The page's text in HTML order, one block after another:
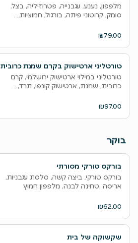
מלפפון, נענע, עגבנייה, פטרוזיליה, בצל,
סומק, קרוטוני פיתה, בורגול, חמוציות,...
₪79.00
טורטליני ארטישוק בקרם שמנת כרובית
טורטליני במילוי ארטישוק ירושלמי, קרם
כרובית, שמנת, ארטישוק קונפי, תרד,...
₪97.00
בוקר
בורקס טורקי מסורתי
בורקס טורקי, ביצה קשה, סלסת עגבניות,
אריסה ,טחינה לבנה, מלפפון חמוץ
₪62.00
שקשוקה של בית